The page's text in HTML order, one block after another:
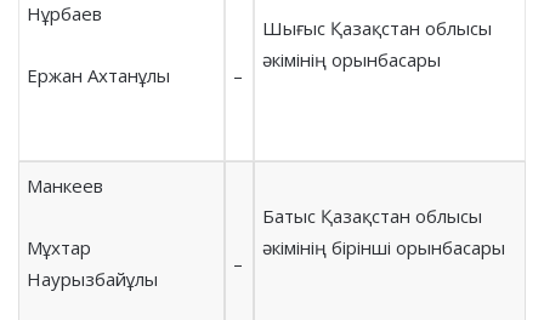
Нұрбаев
Ержан Ахтанұлы –
Шығыс Қазақстан облысы
әкімінің орынбасары
Манкеев
Мұхтар
Наурызбайұлы
–
Батыс Қазақстан облысы
әкімінің бірінші орынбасары